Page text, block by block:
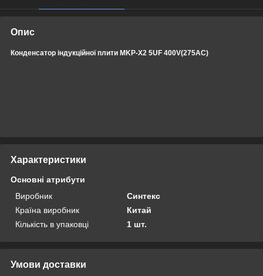
Опис
Конденсатор індукційної плити MKP-X2 5UF 400V(275AC)
Характеристики
Основні атрибути
Виробник
Синтекс
Країна виробник
Китай
Кількість в упаковці
1 шт.
Умови доставки